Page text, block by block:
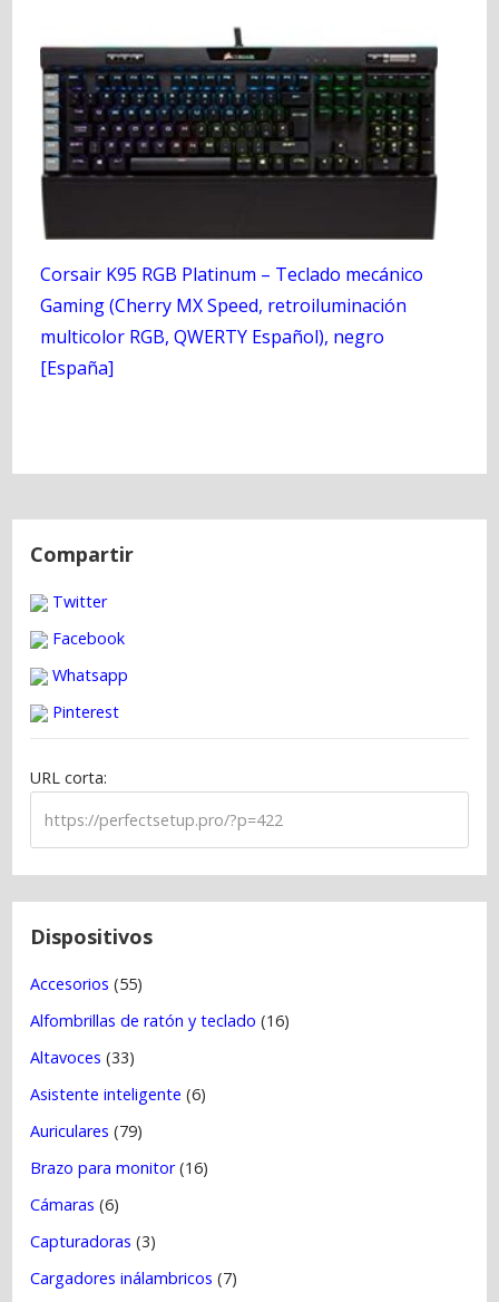
Corsair K95 RGB Platinum – Teclado mecánico
Gaming (Cherry MX Speed, retroiluminación
multicolor RGB, QWERTY Español), negro
[España]
N
e
n
Compartir
Twitter
Facebook
Whatsapp
Pinterest
URL corta:
Dispositivos
Accesorios (55)
Alfombrillas de ratón y teclado (16)
Altavoces (33)
Asistente inteligente (6)
Auriculares (79)
Brazo para monitor(16)
Cámaras (6)
Capturadoras (3)
Cargadores inálambricos (7)